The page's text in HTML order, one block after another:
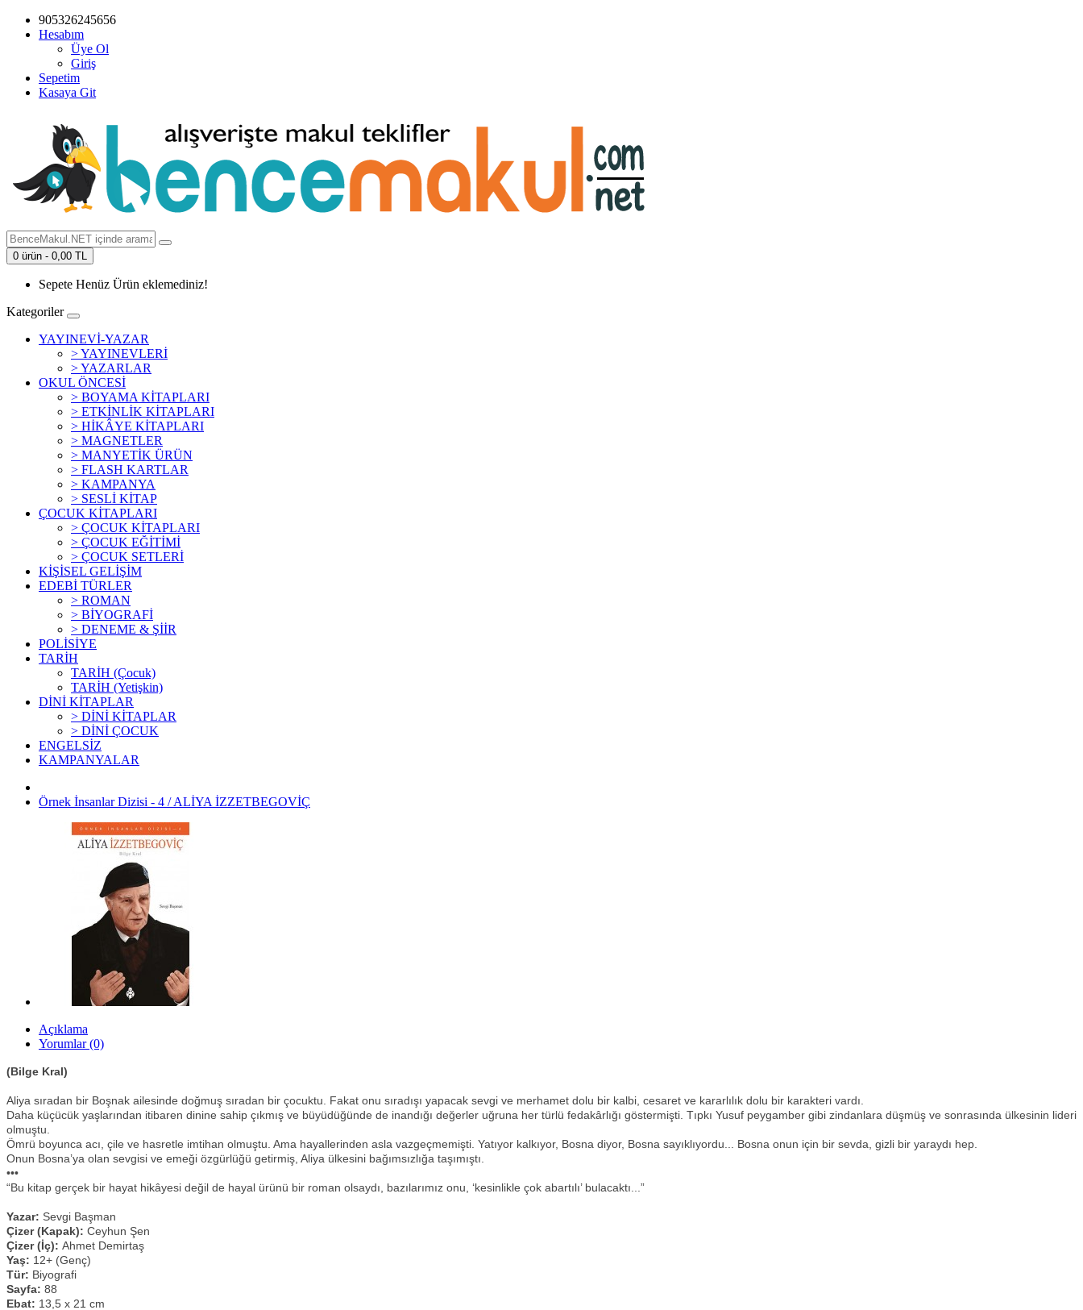
905326245656
Hesabım
Üye Ol
Giriş
Sepetim
Kasaya Git
0 ürün - 0,00 TL
Sepete Henüz Ürün eklemediniz!
Kategoriler
YAYINEVİ-YAZAR
> YAYINEVLERİ
> YAZARLAR
OKUL ÖNCESİ
> BOYAMA KİTAPLARI
> ETKİNLİK KİTAPLARI
> HİKÂYE KİTAPLARI
> MAGNETLER
> MANYETİK ÜRÜN
> FLASH KARTLAR
> KAMPANYA
> SESLİ KİTAP
ÇOCUK KİTAPLARI
> ÇOCUK KİTAPLARI
> ÇOCUK EĞİTİMİ
> ÇOCUK SETLERİ
KİŞİSEL GELİŞİM
EDEBİ TÜRLER
> ROMAN
> BİYOGRAFİ
> DENEME & ŞİİR
POLİSİYE
TARİH
TARİH (Çocuk)
TARİH (Yetişkin)
DİNİ KİTAPLAR
> DİNİ KİTAPLAR
> DİNİ ÇOCUK
ENGELSİZ
KAMPANYALAR
Örnek İnsanlar Dizisi - 4 / ALİYA İZZETBEGOVİÇ
Açıklama
Yorumlar (0)
(Bilge Kral)
Aliya sıradan bir Boşnak ailesinde doğmuş sıradan bir çocuktu. Fakat onu sıradışı yapacak sevgi ve merhamet dolu bir kalbi, cesaret ve kararlılık dolu bir karakteri vardı.
Daha küçücük yaşlarından itibaren dinine sahip çıkmış ve büyüdüğünde de inandığı değerler uğruna her türlü fedakârlığı göstermişti. Tıpkı Yusuf peygamber gibi zindanlara düşmüş ve sonrasında ülkesinin lideri
olmuştu.
Ömrü boyunca acı, çile ve hasretle imtihan olmuştu. Ama hayallerinden asla vazgeçmemişti. Yatıyor kalkıyor, Bosna diyor, Bosna sayıklıyordu... Bosna onun için bir sevda, gizli bir yaraydı hep.
Onun Bosna’ya olan sevgisi ve emeği özgürlüğü getirmiş, Aliya ülkesini bağımsızlığa taşımıştı.
•••
“Bu kitap gerçek bir hayat hikâyesi değil de hayal ürünü bir roman olsaydı, bazılarımız onu, ‘kesinlikle çok abartılı’ bulacaktı...”
Yazar: Sevgi Başman
Çizer (Kapak): Ceyhun Şen
Çizer (İç): Ahmet Demirtaş
Yaş: 12+ (Genç)
Tür: Biyografi
Sayfa: 88
Ebat: 13,5 x 21 cm